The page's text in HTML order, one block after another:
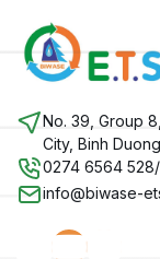
No. 39, Group
City, Binh
0274 6564
info@biwase-